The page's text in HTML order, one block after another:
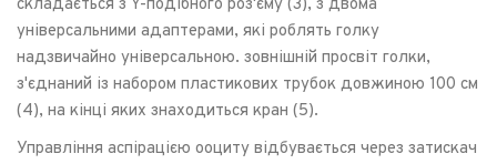
складається з Y-подібного роз'єму (3), з двома
універсальними адаптерами, які роблять голку
надзвичайно універсальною. зовнішній просвіт голки,
з'єднаний із набором пластикових трубок довжиною 100 см
(4), на кінці яких знаходиться кран (5).
Управління аспірацією ооциту відбувається через затискач